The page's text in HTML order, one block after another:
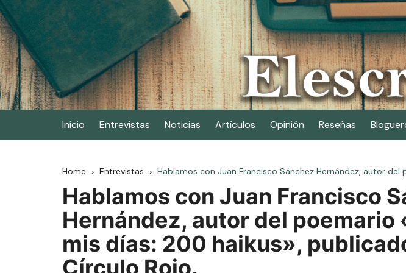
Skip
to
content
Elescritor.es
El periódico digital de los escritores
Inicio Entrevistas Noticias Artículos Opinión Reseñas
Home Entrevistas Hablamos con Juan Francisco Sánchez Hernández, autor
Hablamos con Juan Francisco
Hernández, autor del poemario
mis días: 200 haikus»,
Círculo Rojo.